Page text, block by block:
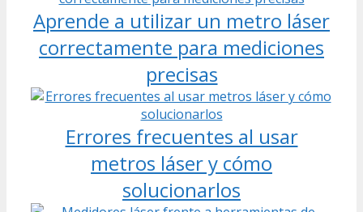
Aprende a utilizar un metro láser
correctamente para mediciones
precisas
Errores frecuentes al usar
metros láser y cómo
solucionarlos